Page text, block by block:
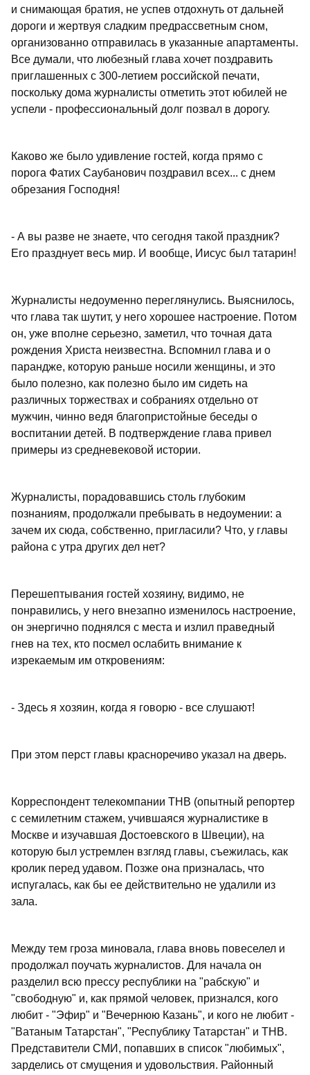
и снимающая братия, не успев отдохнуть от дальней
дороги и жертвуя сладким предрассветным сном,
организованно отправилась в указанные апартаменты.
Все думали, что любезный глава хочет поздравить
приглашенных с 300-летием российской печати,
поскольку дома журналисты отметить этот юбилей не
успели - профессиональный долг позвал в дорогу.
Каково же было удивление гостей, когда прямо с
порога Фатих Саубанович поздравил всех... с днем
обрезания Господня!
- А вы разве не знаете, что сегодня такой праздник?
Его празднует весь мир. И вообще, Иисус был татарин!
Журналисты недоуменно переглянулись. Выяснилось,
что глава так шутит, у него хорошее настроение. Потом
он, уже вполне серьезно, заметил, что точная дата
рождения Христа неизвестна. Вспомнил глава и о
парандже, которую раньше носили женщины, и это
было полезно, как полезно было им сидеть на
различных торжествах и собраниях отдельно от
мужчин, чинно ведя благопристойные беседы о
воспитании детей. В подтверждение глава привел
примеры из средневековой истории.
Журналисты, порадовавшись столь глубоким
познаниям, продолжали пребывать в недоумении: а
зачем их сюда, собственно, пригласили? Что, у главы
района с утра других дел нет?
Перешептывания гостей хозяину, видимо, не
понравились, у него внезапно изменилось настроение,
он энергично поднялся с места и излил праведный
гнев на тех, кто посмел ослабить внимание к
изрекаемым им откровениям:
- Здесь я хозяин, когда я говорю - все слушают!
При этом перст главы красноречиво указал на дверь.
Корреспондент телекомпании ТНВ (опытный репортер
с семилетним стажем, учившаяся журналистике в
Москве и изучавшая Достоевского в Швеции), на
которую был устремлен взгляд главы, съежилась, как
кролик перед удавом. Позже она призналась, что
испугалась, как бы ее действительно не удалили из
зала.
Между тем гроза миновала, глава вновь повеселел и
продолжал поучать журналистов. Для начала он
разделил всю прессу республики на "рабскую" и
"свободную" и, как прямой человек, признался, кого
любит - "Эфир" и "Вечернюю Казань", и кого не любит -
"Ватаным Татарстан", "Республику Татарстан" и ТНВ.
Представители СМИ, попавших в список "любимых",
зарделись от смущения и удовольствия. Районный